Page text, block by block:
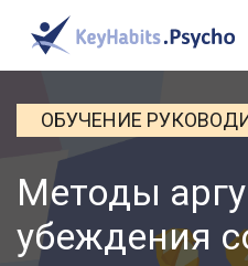
ПРОДУКТЫ
БИБЛИОТЕКА
ОБУЧЕНИЕ
Методы
убеждения